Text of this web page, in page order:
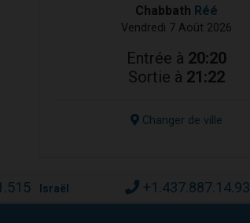
Chabbath Réé
Vendredi 7 Août 2026
Entrée à 20:20
Sortie à 21:22
Changer de ville
Israël +1.437.887.14.93